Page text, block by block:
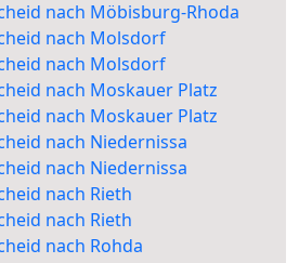
nach Möbisburg-Rhoda
nach Molsdorf
nach Molsdorf
nach Moskauer Platz
nach Moskauer Platz
nach Niedernissa
nach Niedernissa
nach Rieth
nach Rieth
nach Rohda